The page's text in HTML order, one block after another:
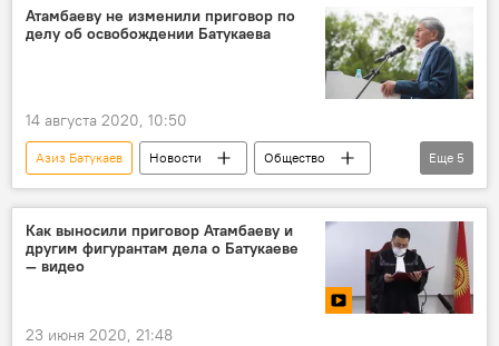
криминал
авторитет
освобождение
президент
Атамбаеву не изменили приговор по
делу об освобождении Батукаева
14 августа 2020, 10:50
Азиз Батукаев Новости
Общество
Политика
Кыргызстан
Суд по делу Алмазбека Атамбаева
Еще 5
Как выносили приговор Атамбаеву и
другим фигурантам дела о Батукаеве
— видео
23 июня 2020, 21:48